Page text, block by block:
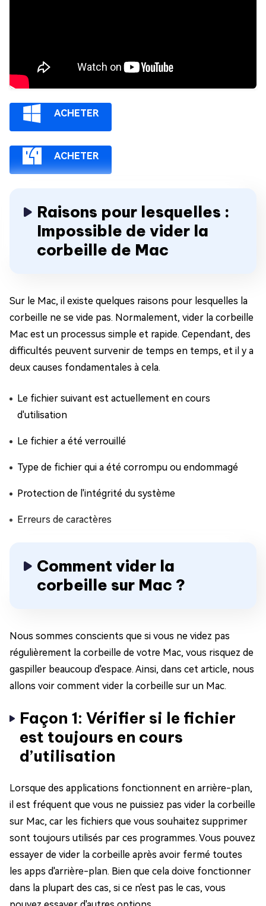
ACHETER
ACHETER
Raisons pour lesquelles :
Impossible de vider la
corbeille de Mac
Sur le Mac, il existe quelques raisons pour lesquelles la
corbeille ne se vide pas. Normalement, vider la corbeille
Mac est un processus simple et rapide. Cependant, des
difficultés peuvent survenir de temps en temps, et il y a
deux causes fondamentales à cela.
Le fichier suivant est actuellement en cours
d'utilisation
Le fichier a été verrouillé
Type de fichier qui a été corrompu ou endommagé
Protection de l'intégrité du système
Erreurs de caractères
Comment vider la
corbeille sur Mac ?
Nous sommes conscients que si vous ne videz pas
régulièrement la corbeille de votre Mac, vous risquez de
gaspiller beaucoup d'espace. Ainsi, dans cet article, nous
allons voir comment vider la corbeille sur un Mac.
Façon 1: Vérifier si le fichier
est toujours en cours
d’utilisation
Lorsque des applications fonctionnent en arrière-plan,
il est fréquent que vous ne puissiez pas vider la corbeille
sur Mac, car les fichiers que vous souhaitez supprimer
sont toujours utilisés par ces programmes. Vous pouvez
essayer de vider la corbeille après avoir fermé toutes
les apps d'arrière-plan. Bien que cela doive fonctionner
dans la plupart des cas, si ce n'est pas le cas, vous